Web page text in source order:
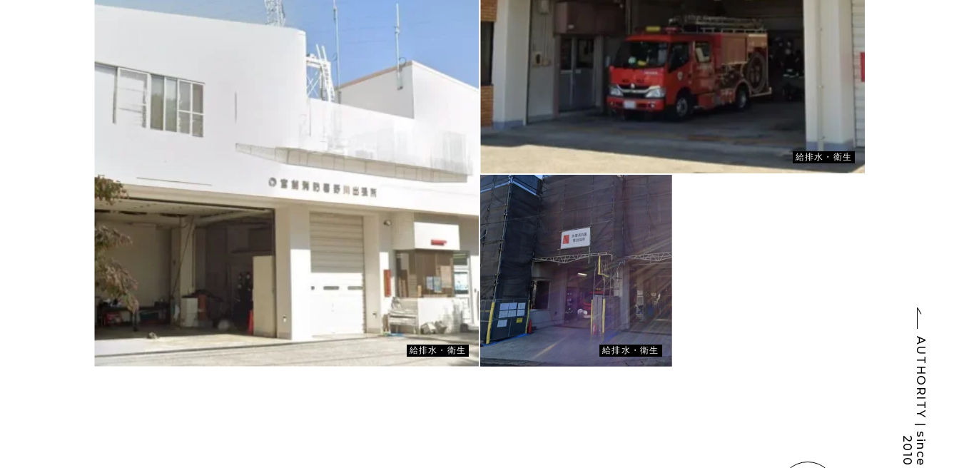
A
U
T
H
O
R
I
T
Y
|
s
i
n
c
e
20
1
0
川崎市消防局 中原消防署苅宿出張所
給排水・衛生
CLIENT
川崎市消防局 宮前消防署野川出張所
給排水・衛生
CLIENT
川崎市消防局 多摩消防署菅出張
所
給排水・衛生